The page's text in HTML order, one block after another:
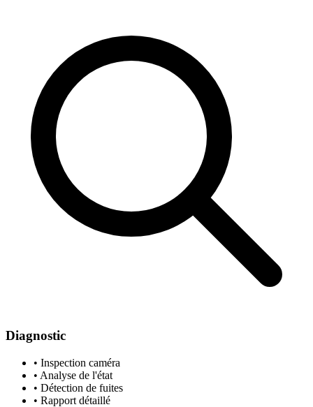
Diagnostic
• Inspection caméra
• Analyse de l'état
• Détection de fuites
• Rapport détaillé